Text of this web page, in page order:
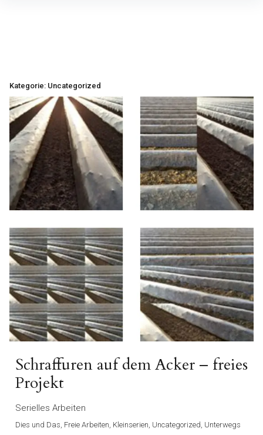
Kategorie: Uncategorized
Schraffuren auf dem Acker – freies
Projekt
Serielles Arbeiten
Dies und Das, Freie Arbeiten, Kleinserien, Uncategorized, Unterwegs